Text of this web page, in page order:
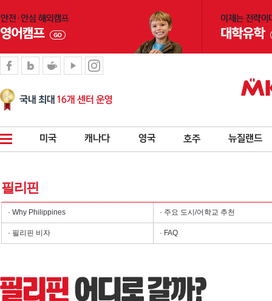
필리핀
· Why Philippines · 주요 도시/어학교 추천
· 필리핀 비자 · FAQ